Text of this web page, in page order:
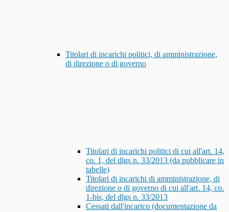
Titolari di incarichi politici, di amministrazione,
di direzione o di governo
Titolari di incarichi politici di cui all'art. 14,
co. 1, del dlgs n. 33/2013 (da pubblicare in
tabelle)
Titolari di incarichi di amministrazione, di
direzione o di governo di cui all'art. 14, co.
1-bis, del dlgs n. 33/2013
Cessati dall'incarico (documentazione da